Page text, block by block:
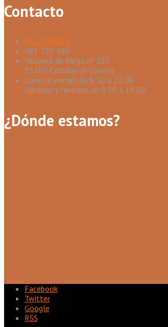
Contacto
981 700 816
981 755 450
Vazquez de Parga nº 157
15100 Carballo (A Coruña)
Lunes a viernes de 8:30 a 22:00
Sábados y festivos de 9:30 a 14:00
¿Dónde estamos?
Facebook
Twitter
Google
RSS